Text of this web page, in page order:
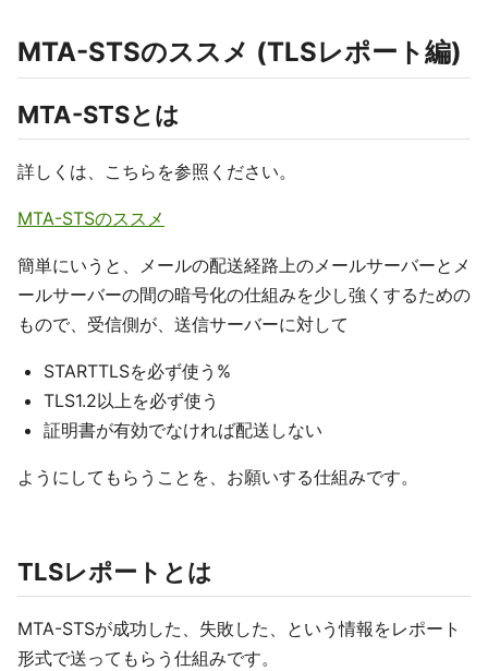
MTA-STSのススメ (TLSレポート編)
MTA-STSとは
詳しくは、こちらを参照ください。
MTA-STSのススメ
簡単にいうと、メールの配送経路上のメールサーバーとメ
ールサーバーの間の暗号化の仕組みを少し強くするための
もので、受信側が、送信サーバーに対して
STARTTLSを必ず使う%
TLS1.2以上を必ず使う
証明書が有効でなければ配送しない
ようにしてもらうことを、お願いする仕組みです。
TLSレポートとは
MTA-STSが成功した、失敗した、という情報をレポート
形式で送ってもらう仕組みです。